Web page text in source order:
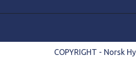
COPYRIGHT - Norsk